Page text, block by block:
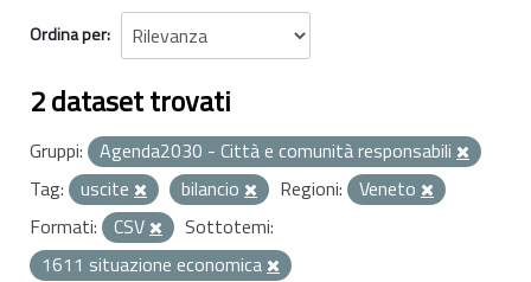
Ordina per
2 dataset trovati
Gruppi:
Agenda2030 - Città e comunità responsabili
Tag:
uscite bilancio Regioni:
Veneto
Formati:
CSV
Sottotemi:
1611 situazione economica